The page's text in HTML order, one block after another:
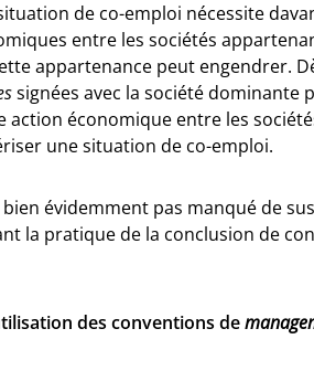
de co-emploi nécessite
entre les sociétés
appartenance peut engendrer.
signées avec la société dominante
action économique entre les
une situation de co-emploi.
évidemment pas manqué de
la pratique de la conclusion de
des conventions de